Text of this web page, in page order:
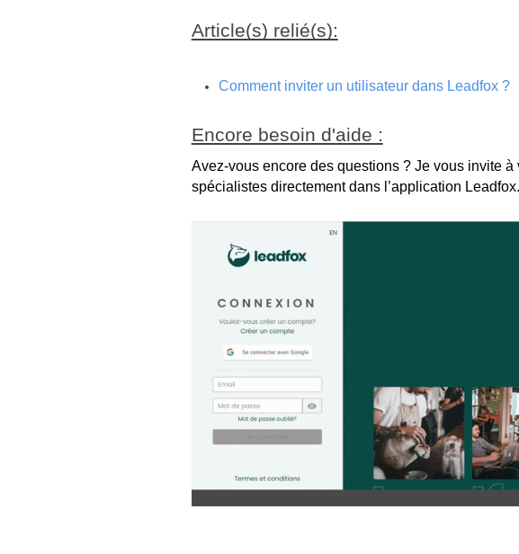
Article(s) relié(s):
Comment inviter un utilisateur dans Leadfox ?
Encore besoin d'aide :
Avez-vous encore des questions ? Je vous invite
spécialistes directement dans l’application Leadfox.